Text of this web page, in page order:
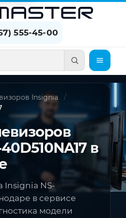
555-45-00
Insignia
в
Insignia NS-
в сервисе
модели